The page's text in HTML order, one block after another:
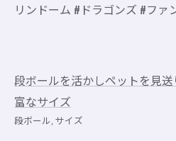
リンドーム #ドラゴンズ #ファ
段ボールを活かしペットを見送
富なサイズ
段ボール サイズ